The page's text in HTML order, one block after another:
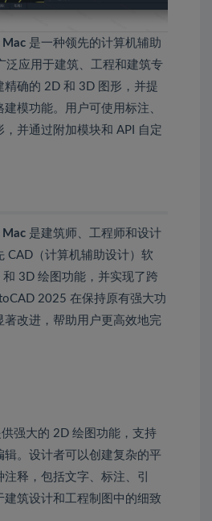
是一种领先的计算机辅助
泛应用于建筑、工程和建筑专
精确的 2D 和 3D 图形，并提
模功能。用户可使用标注、
并通过附加模块和 API 自定
是建筑师、工程师和设计
CAD（计算机辅助设计）软
3D 绘图功能，并实现了跨
2025 在保持原有强大功
著改进，帮助用户更高效地完
强大的 2D 绘图功能，支持
辑。设计者可以创建复杂的平
释，包括文字、标注、引
建筑设计和工程制图中的细致